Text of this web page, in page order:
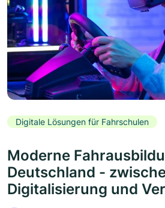
Digitale Lösungen für Fahrschulen
Moderne
Deutschland -
Digitalisierung und